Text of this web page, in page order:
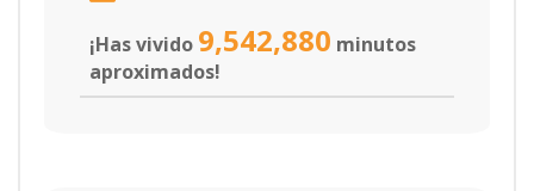
¡Has vivido 9,542,880 minutos
aproximados!